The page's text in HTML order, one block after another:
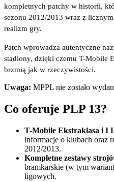
kompletnych patchy w historii,
sezonu 2012/2013 wraz z
realizm gry.
Patch wprowadza autentyczne
stadiony, dzięki czemu T-Mobile
brzmią jak w rzeczywistości.
Uwaga: MPPL nie zostało
Co oferuje PLP 13?
T-Mobile Ekstraklasa i I
informacje o klubach oraz
2012/2013.
Kompletne zestawy
bramkarskie (w tym
ligowych.